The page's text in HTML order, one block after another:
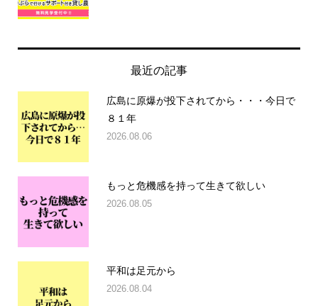
最近の記事
広島に原爆が投下されてから・・・今日で
８１年
2026.08.06
もっと危機感を持って生きて欲しい
2026.08.05
平和は足元から
2026.08.04